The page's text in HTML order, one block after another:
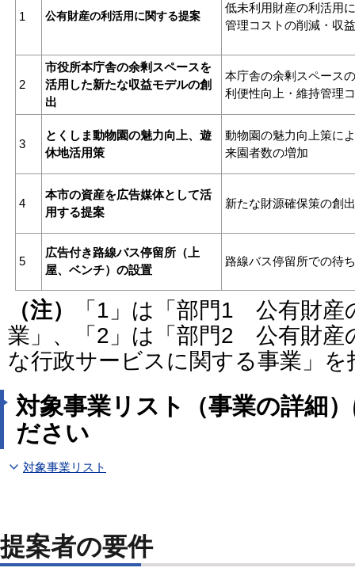
1 公有財産の利活用に関する提案
低未利用財産の利活用
管理コストの削減・収
2
市役所本庁舎の余剰スペースを
活用した新たな収益モデルの創
出
本庁舎の余剰スペース
利便性向上・維持管理
3
とくしま動物園の魅力向上、遊
休地活用策
動物園の魅力向上策に
来園者数の増加
4
本市の資産を広告媒体として活
用する提案
新たな財源確保策の創出
5
広告付き路線バス停留所（上
屋、ベンチ）の設置
路線バス停留所での待
（注）
「1」は「部門1 公有財産
業」、「2」は「部門2 公有財産
な行政サービスに関する事業」を
対象事業リスト（事業の詳細
ださい
対象事業リスト
提案者の要件